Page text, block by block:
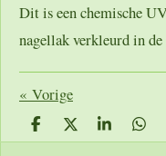
Dit is een chemische
nagellak verkleurd in de
« Vorige
D
e
D
e
S
h
D
e